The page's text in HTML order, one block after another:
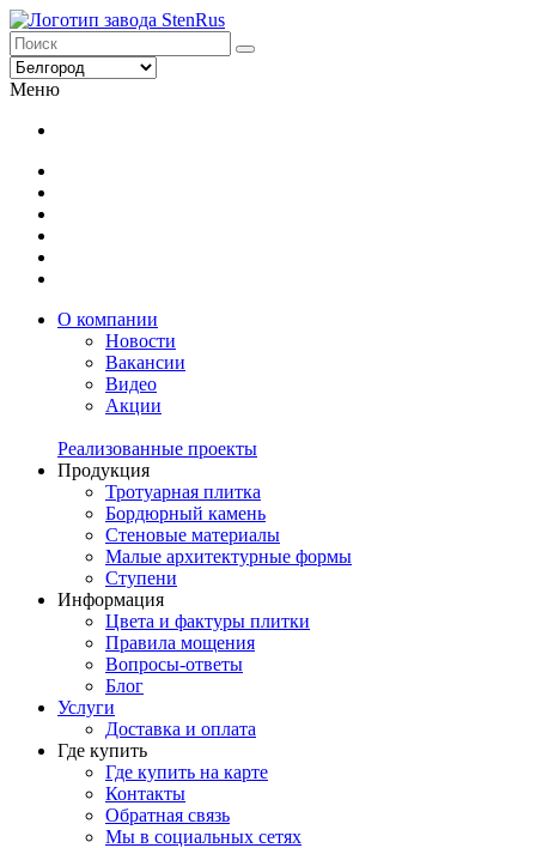
Меню
О компании
Новости
Вакансии
Видео
Акции
Реализованные проекты
Продукция
Тротуарная плитка
Бордюрный камень
Стеновые материалы
Малые архитектурные формы
Ступени
Информация
Цвета и фактуры плитки
Правила мощения
Вопросы-ответы
Блог
Услуги
Доставка и оплата
Где купить
Где купить на карте
Контакты
Обратная связь
Мы в социальных сетях